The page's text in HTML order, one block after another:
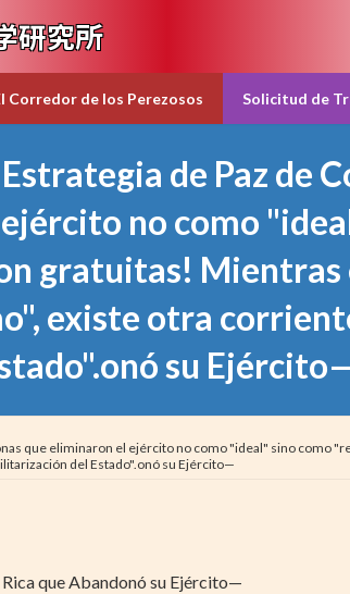
研究所
Corredor de los Perezosos Solicitud de
de Paz de
no como
gratuitas! Mientras
existe otra
su
que eliminaron el ejército no como "ideal" sino como
del Estado".onó su Ejército—
que Abandonó su Ejército—